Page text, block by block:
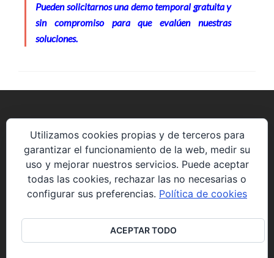
Pueden solicitarnos una demo temporal gratuita y
sin compromiso para que evalúen nuestras
soluciones.
Avenida de la Constitución 85 P5 2º8.
28823 Coslada (Madrid)
web@solucionesyproyectos.es
+34 914898275
Utilizamos cookies propias y de terceros para
garantizar el funcionamiento de la web, medir su
uso y mejorar nuestros servicios. Puede aceptar
todas las cookies, rechazar las no necesarias o
configurar sus preferencias. Política de cookies
ACEPTAR TODO